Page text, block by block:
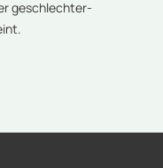
geschlechter-